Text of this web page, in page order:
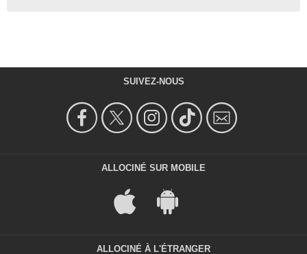
SUIVEZ-NOUS
ALLOCINÉ SUR MOBILE
ALLOCINÉ À L'ÉTRANGER